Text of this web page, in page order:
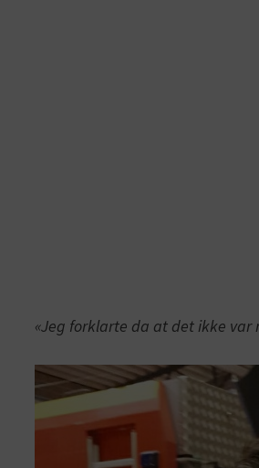
«Jeg forklarte da at det ikke var